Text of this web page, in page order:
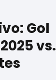
Gol
vs.